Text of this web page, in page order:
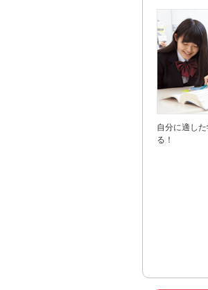
自分に適し
る！